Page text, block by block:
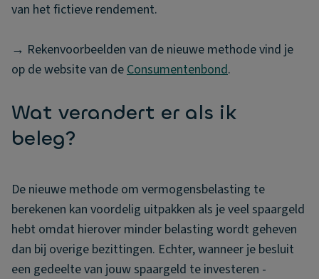
van het fictieve rendement.
→ Rekenvoorbeelden van de nieuwe methode vind je
op de website van deConsumentenbond.
Wat verandert er als ik
beleg?
De nieuwe methode om vermogensbelasting te
berekenen kan voordelig uitpakken als je veel spaargeld
hebt omdat hierover minder belasting wordt geheven
dan bij overige bezittingen. Echter, wanneer je besluit
een gedeelte van jouw spaargeld te investeren -